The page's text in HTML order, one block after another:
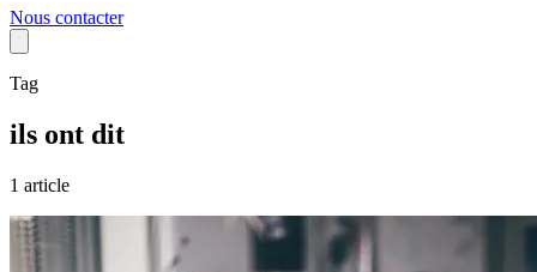
Nous contacter
Tag
ils ont dit
1 article